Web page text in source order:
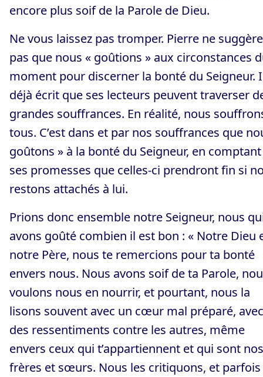
encore plus soif de la Parole de Dieu.
Ne vous laissez pas tromper. Pierre ne suggère
pas que nous « goûtions » aux circonstances
moment pour discerner la bonté du Seigneur.
déjà écrit que ses lecteurs peuvent traverser
grandes souffrances. En réalité, nous
tous. C’est dans et par nos souffrances que
goûtons » à la bonté du Seigneur, en
ses promesses que celles-ci prendront fin si
restons attachés à lui.
Prions donc ensemble notre Seigneur, nous
avons goûté combien il est bon : « Notre Dieu
notre Père, nous te remercions pour ta bonté
envers nous. Nous avons soif de ta Parole,
voulons nous en nourrir, et pourtant, nous la
lisons souvent avec un cœur mal préparé, avec
des ressentiments contre les autres, même
envers ceux qui t’appartiennent et qui sont nos
frères et sœurs. Nous les critiquons, et parfois